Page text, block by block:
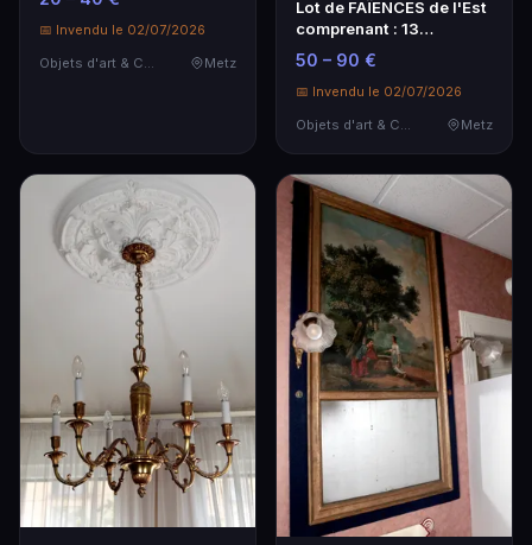
📅 Invendu le 02/07/2026
Objets d'art & Curiosités
Metz
Lot de FAÏENCES de l'Est
comprenant : 13
assiettes, 1 plat e…
50 – 90 €
📅 Invendu le 02/07/2026
Objets d'art & Curiosités
Metz